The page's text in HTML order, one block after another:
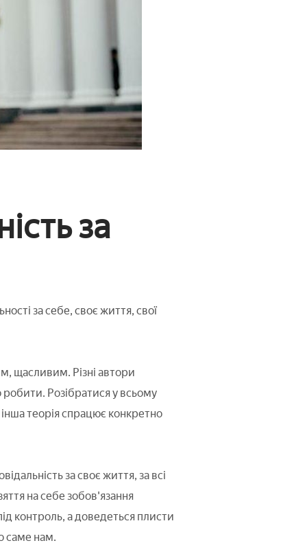
за
за себе, своє життя, свої
щасливим. Різні автори
робити. Розібратися у всьому
теорія спрацює конкретно
за своє життя, за всі
на себе зобов'язання
контроль, а доведеться плисти
саме нам.